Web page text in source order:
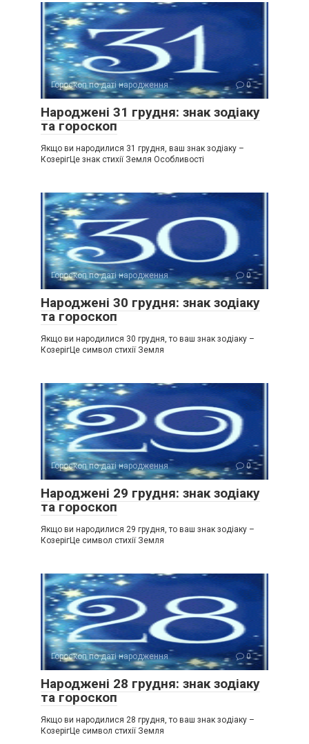
Гороскоп по даті народження 0
Народжені 31 грудня: знак зодіаку
та гороскоп
Якщо ви народилися 31 грудня, ваш знак зодіаку –
КозерігЦе знак стихії Земля Особливості
Гороскоп по даті народження 0
Народжені 30 грудня: знак зодіаку
та гороскоп
Якщо ви народилися 30 грудня, то ваш знак зодіаку –
КозерігЦе символ стихії Земля
Гороскоп по даті народження 0
Народжені 29 грудня: знак зодіаку
та гороскоп
Якщо ви народилися 29 грудня, то ваш знак зодіаку –
КозерігЦе символ стихії Земля
Гороскоп по даті народження 0
Народжені 28 грудня: знак зодіаку
та гороскоп
Якщо ви народилися 28 грудня, то ваш знак зодіаку –
КозерігЦе символ стихії Земля